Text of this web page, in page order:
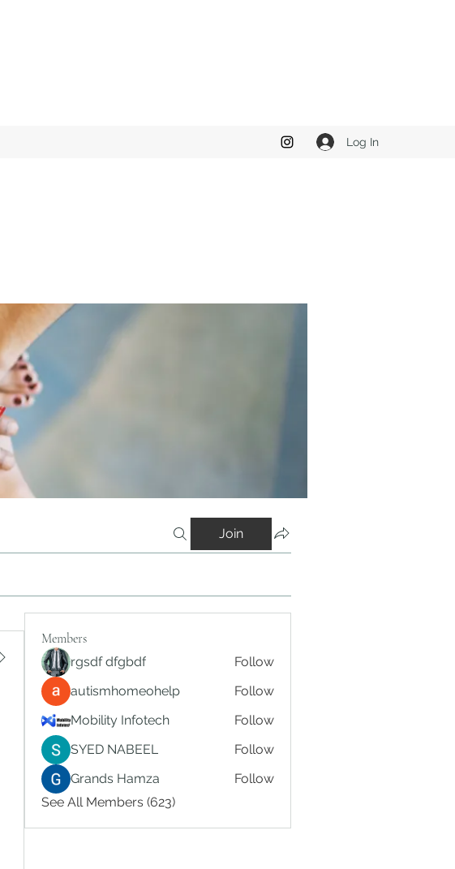
Log In
Join
Members
rgsdf dfgbdf
Follow
autismhomeohelp
Follow
Mobility Infotech
Follow
SYED NABEEL
Follow
Grands Hamza
Follow
See All Members (623)